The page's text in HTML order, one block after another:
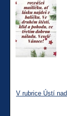
V rubrice Ústí